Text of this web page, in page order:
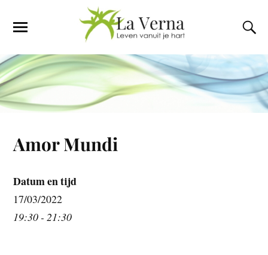
Amor Mundi
Datum en tijd
17/03/2022
19:30 - 21:30